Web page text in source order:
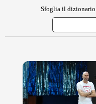
Sfoglia il dizionario